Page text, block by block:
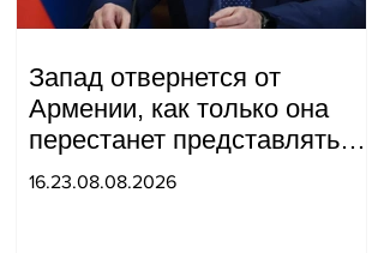
Запад отвернется от
Армении, как только она
перестанет представлять
для него интерес как
16.23.08.08.2026